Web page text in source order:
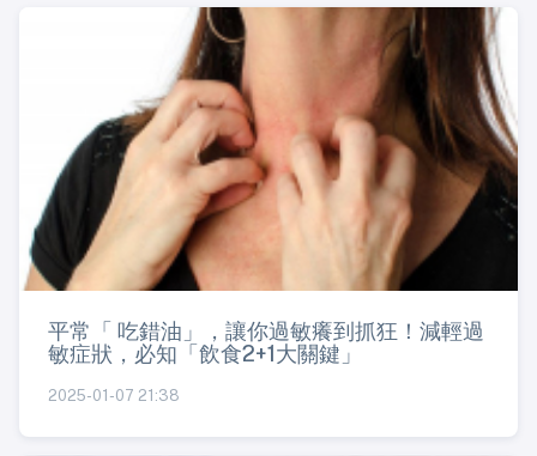
平常「 吃錯油」，讓你過敏癢到抓狂！減輕過
敏症狀，必知「飲食2+1大關鍵」
2025-01-07 21:38